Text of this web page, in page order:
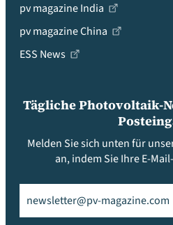
pv magazine India
pv magazine China
ESS News
Tägliche Photovoltaik-
Melden Sie sich unten für
an, indem Sie Ihre E-